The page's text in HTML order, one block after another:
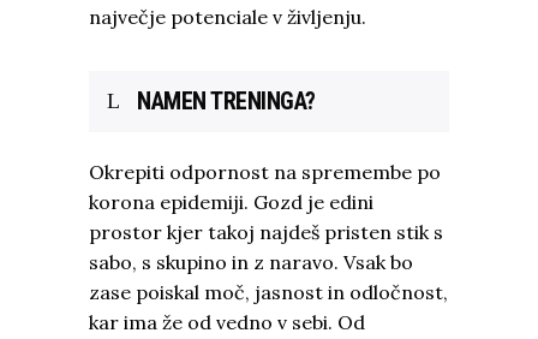
največje potenciale v življenju.
NAMEN TRENINGA?
Okrepiti odpornost na spremembe po
korona epidemiji. Gozd je edini
prostor kjer takoj najdeš pristen stik s
sabo, s skupino in z naravo. Vsak bo
zase poiskal moč, jasnost in odločnost,
kar ima že od vedno v sebi. Od